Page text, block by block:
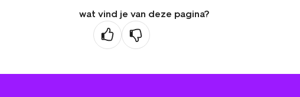
wat vind je van deze pagina?